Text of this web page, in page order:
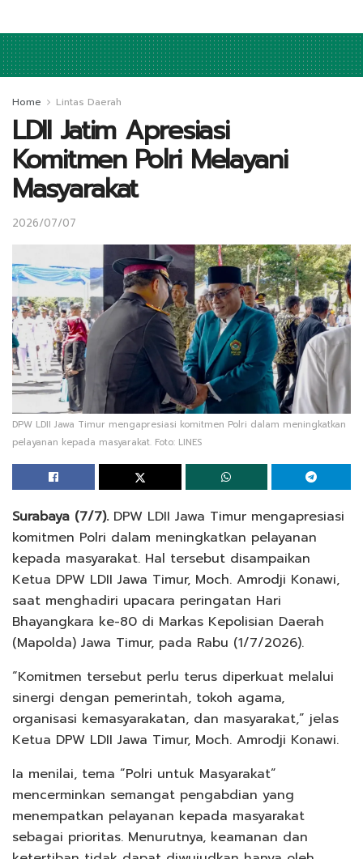
Home Lintas Daerah
LDII Jatim Apresiasi
Komitmen Polri Melayani
Masyarakat
2026/07/07
DPW LDII Jawa Timur mengapresiasi komitmen Polri dalam meningkatkan
pelayanan kepada masyarakat. Foto: LINES
Surabaya (7/7).DPW LDII Jawa Timur mengapresiasi
komitmen Polri dalam meningkatkan pelayanan
kepada masyarakat. Hal tersebut disampaikan
Ketua DPW LDII Jawa Timur, Moch. Amrodji Konawi,
saat menghadiri upacara peringatan Hari
Bhayangkara ke-80 di Markas Kepolisian Daerah
(Mapolda) Jawa Timur, pada Rabu (1/7/2026).
“Komitmen tersebut perlu terus diperkuat melalui
sinergi dengan pemerintah, tokoh agama,
organisasi kemasyarakatan, dan masyarakat,” jelas
Ketua DPW LDII Jawa Timur, Moch. Amrodji Konawi.
Ia menilai, tema “Polri untuk Masyarakat”
mencerminkan semangat pengabdian yang
menempatkan pelayanan kepada masyarakat
sebagai prioritas. Menurutnya, keamanan dan